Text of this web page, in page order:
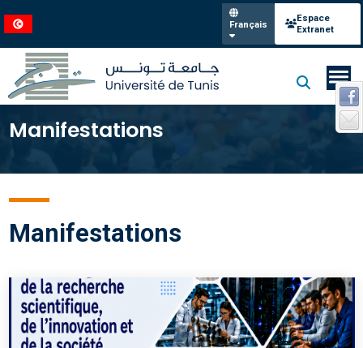
Français
Espace
Extranet
Manifestations
Manifestations